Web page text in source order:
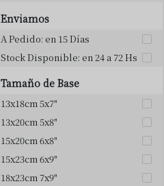
Enviamos
A Pedido: en 15 Días
Stock Disponible: en 24 a 72 Hs
Tamaño de Base
13x18cm 5x7"
13x20cm 5x8"
15x20cm 6x8"
15x23cm 6x9"
18x23cm 7x9"